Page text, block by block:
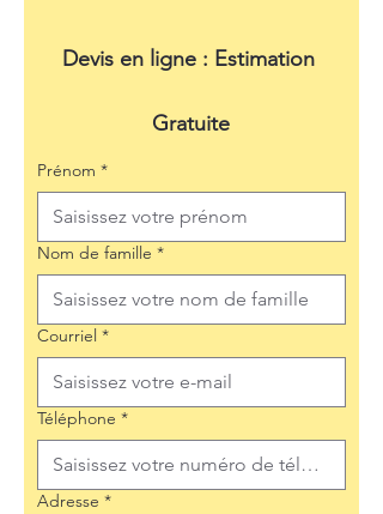
Devis en ligne : Estimation
Gratuite
Prénom *
Nom de famille *
Courriel *
Téléphone *
Adresse *